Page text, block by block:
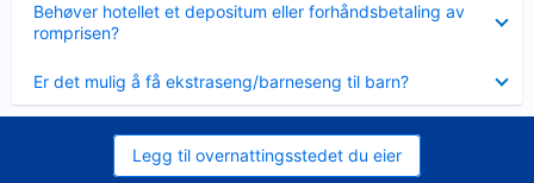
Behøver hotellet et depositum eller forhåndsbetaling av
romprisen?
mindre
Er det mulig å få ekstraseng/barneseng til barn?
mindre
Legg til overnattingsstedet du eier